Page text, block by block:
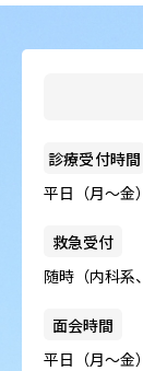
診療受付時間
平日（月～金
救急受付
随時（内科系
面会時間
平日（月～金